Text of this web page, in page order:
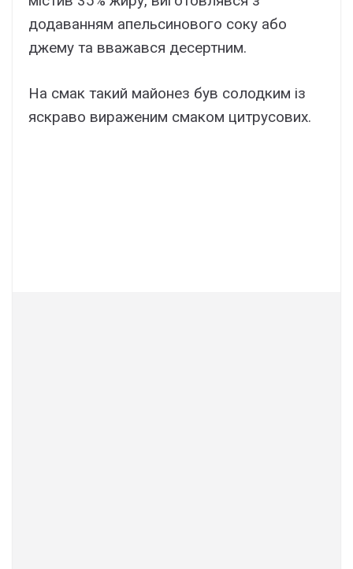
додаванням апельсинового соку або
джему та вважався десертним.
На смак такий майонез був солодким із
яскраво вираженим смаком цитрусових.